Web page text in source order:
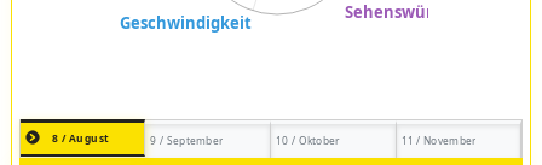
8 / August 9 / September 10 / Oktober 11 / November